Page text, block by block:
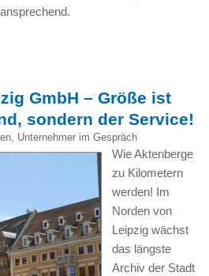
GmbH – Größe ist
sondern der Service!
, Unternehmer im Gespräch
Wie Aktenberge
zu Kilometern
werden! Im
Norden von
Leipzig wächst
das längste
Archiv der Stadt